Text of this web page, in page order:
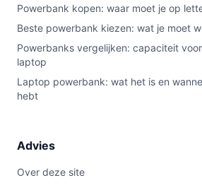
Powerbank kopen: waar moet je op
Beste powerbank kiezen: wat je moet
Powerbanks vergelijken: capaciteit
laptop
Laptop powerbank: wat het is en
hebt
Advies
Over deze site